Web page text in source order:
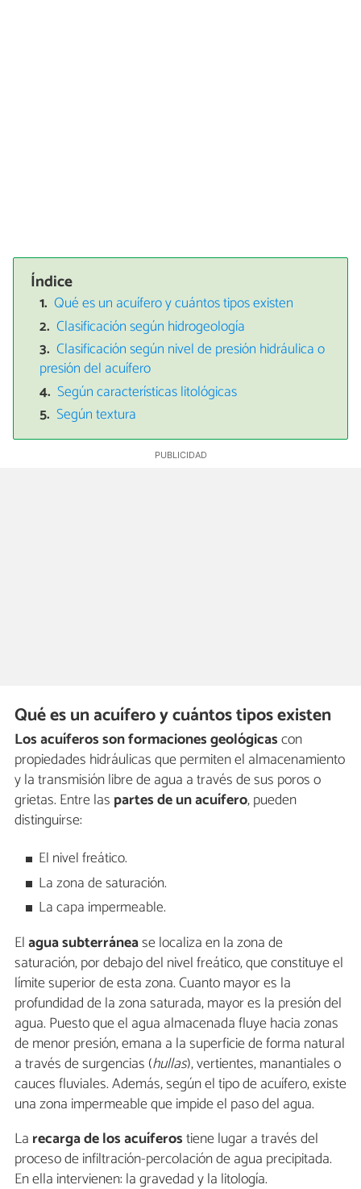
Índice
Qué es un acuífero y cuántos tipos existen
Clasificación según hidrogeología
Clasificación según nivel de presión hidráulica o
presión del acuífero
Según características litológicas
Según textura
Qué es un acuífero y cuántos tipos existen
Los acuíferos son formaciones geológicascon
propiedades hidráulicas que permiten el almacenamiento
y la transmisión libre de agua a través de sus poros o
grietas. Entre las partes de un acuífero, pueden
distinguirse:
El nivel freático.
La zona de saturación.
La capa impermeable.
Elagua subterránease localiza en la zona de
saturación, por debajo del nivel freático, que constituye el
límite superior de esta zona. Cuanto mayor es la
profundidad de la zona saturada, mayor es la presión del
agua. Puesto que el agua almacenada fluye hacia zonas
de menor presión, emana a la superficie de forma natural
a través de surgencias (hullas), vertientes, manantiales o
cauces fluviales. Además, según el tipo de acuífero, existe
una zona impermeable que impide el paso del agua.
La recarga de los acuíferostiene lugar a través del
proceso de infiltración-percolación de agua precipitada.
En ella intervienen: la gravedad y la litología.